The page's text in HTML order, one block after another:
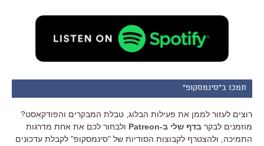
תמכו ב"סינמסקופ"
רוצים לעזור לממן את פעילות הבלוג, טבלת המבקרים והפודקאסט?
מוזמנים לבקר בדף שלי ב-Patreon
ולבחור לכם את אחת מדרגות
התמיכה, ולהצטרף לקבוצות הסודיות של "סינמסקופ" לקבלת עדכונים